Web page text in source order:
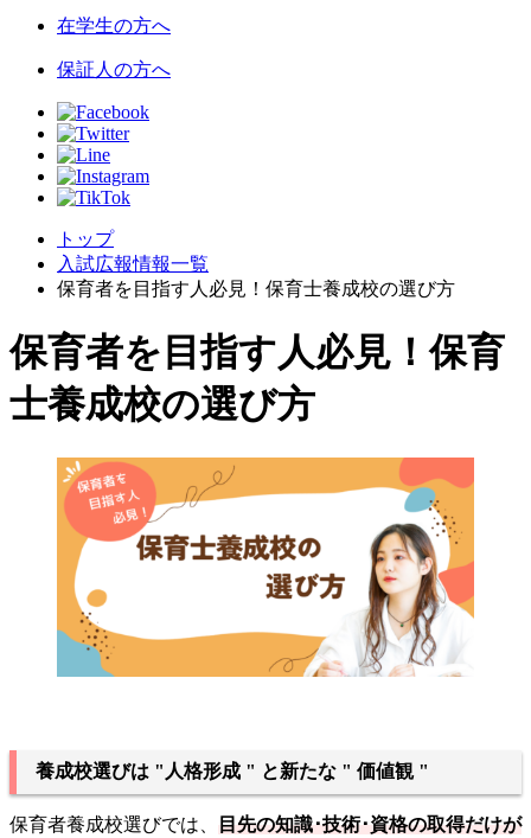
在学生の方へ
保証人の方へ
トップ
入試広報情報一覧
保育者を目指す人必見！保育士養成校の選び方
保育者を目指す人必見！保育
士養成校の選び方
養成校選びは "人格形成 " と新たな " 価値観 "
保育者養成校選びでは、
目先の知識･技術･資格の取得だけが